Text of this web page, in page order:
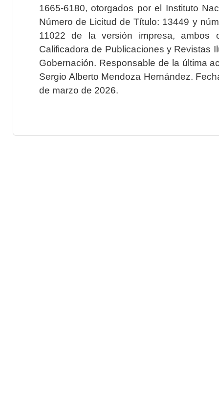
1665-6180, otorgados por el Instituto
Número de Licitud de Título: 13449 y
11022 de la versión impresa, ambos
Calificadora de Publicaciones y Revistas
Gobernación. Responsable de la última
Sergio Alberto Mendoza Hernández.
de marzo de 2026.